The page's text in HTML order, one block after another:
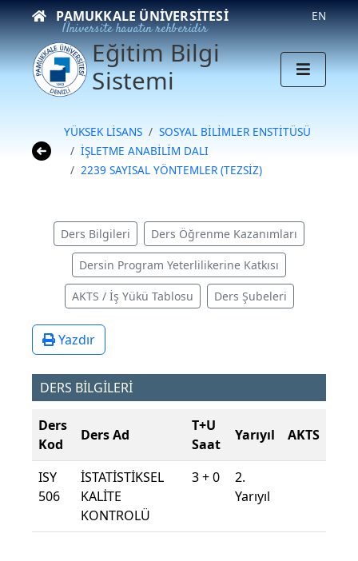
PAMUKKALE ÜNIVERSITESI
Üniversite hayatın rehberidir
EN
Eğitim Bilgi
Sistemi
YÜKSEK LİSANS
SOSYAL BİLİMLER ENSTİTÜSÜ
İŞLETME ANABİLİM DALI
2239 SAYISAL YÖNTEMLER (TEZSİZ)
Ders Bilgileri Ders Öğrenme Kazanımları
Dersin Program Yeterlilikerine Katkısı
AKTS / İş Yükü Tablosu Ders Şubeleri
Yazdır
DERS BİLGİLERİ
Ders
Kod
Ders Ad
T+U
Saat
Yarıyıl AKTS
ISY
506
İSTATİSTİKSEL
KALİTE
KONTROLÜ
3 + 0
2.
Yarıyıl